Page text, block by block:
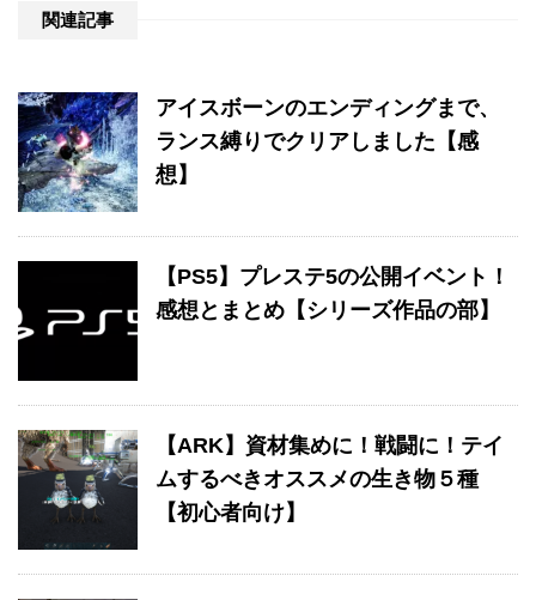
関連記事
アイスボーンのエンディングまで、
ランス縛りでクリアしました【感
想】
【PS5】プレステ5の公開イベント！
感想とまとめ【シリーズ作品の部】
【ARK】資材集めに！戦闘に！テイ
ムするべきオススメの生き物５種
【初心者向け】